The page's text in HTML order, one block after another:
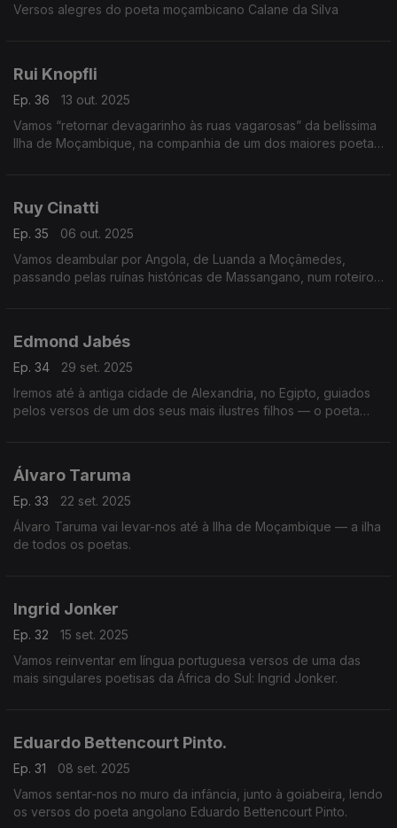
Versos alegres do poeta moçambicano Calane da Silva
Rui Knopfli
Ep. 36
13 out. 2025
Vamos “retornar devagarinho às ruas vagarosas” da belíssima
Ilha de Moçambique, na companhia de um dos maiores poetas
Ruy Cinatti
Ep. 35
06 out. 2025
Vamos deambular por Angola, de Luanda a Moçâmedes,
passando pelas ruínas históricas de Massangano, num roteiro
Edmond Jabés
Ep. 34
29 set. 2025
Iremos até à antiga cidade de Alexandria, no Egipto, guiados
pelos versos de um dos seus mais ilustres filhos — o poeta
Álvaro Taruma
Ep. 33
22 set. 2025
Álvaro Taruma vai levar-nos até à Ilha de Moçambique — a ilha
de todos os poetas.
Ingrid Jonker
Ep. 32
15 set. 2025
Vamos reinventar em língua portuguesa versos de uma das
mais singulares poetisas da África do Sul: Ingrid Jonker.
Eduardo Bettencourt Pinto.
Ep. 31
08 set. 2025
Vamos sentar-nos no muro da infância, junto à goiabeira, lendo
os versos do poeta angolano Eduardo Bettencourt Pinto.